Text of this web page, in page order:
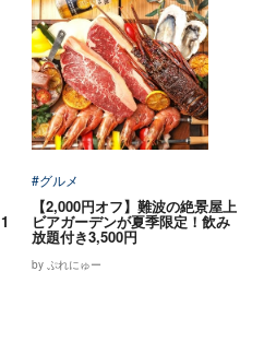
#グルメ
【2,000円オフ】難波の絶景屋上
ビアガーデンが夏季限定！飲み
放題付き3,500円
by ぷれにゅー